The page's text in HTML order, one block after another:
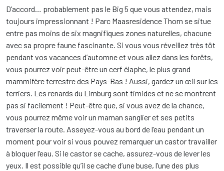
D’accord… probablement pas le Big 5 que vous attendez, mais
toujours impressionnant ! Parc Maasresidence Thorn se situe
entre pas moins de six magnifiques zones naturelles, chacune
avec sa propre faune fascinante. Si vous vous réveillez très tôt
pendant vos vacances d’automne et vous allez dans les forêts,
vous pourrez voir peut-être un cerf élaphe, le plus grand
mammifère terrestre des Pays-Bas ! Aussi, gardez un œil sur les
terriers. Les renards du Limburg sont timides et ne se montrent
pas si facilement ! Peut-être que, si vous avez de la chance,
vous pourrez même voir un maman sanglier et ses petits
traverser la route. Asseyez-vous au bord de l’eau pendant un
moment pour voir si vous pouvez remarquer un castor travailler
à bloquer l’eau. Si le castor se cache, assurez-vous de lever les
yeux. Il est possible qu’il se cache d’une buse, l’une des plus